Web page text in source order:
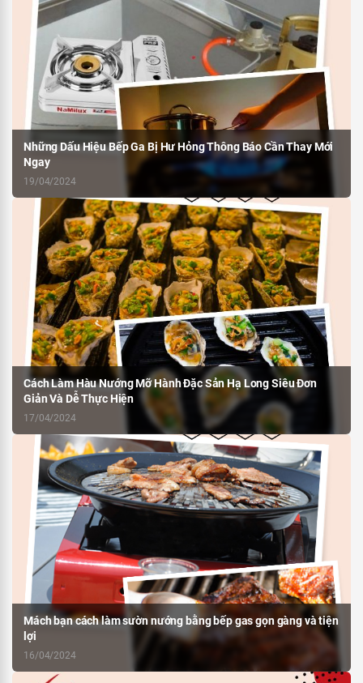
Những Dấu Hiệu Bếp Ga Bị Hư Hỏng Thông Báo Cần Thay Mới
Ngay
19/04/2024
Cách Làm Hàu Nướng Mỡ Hành Đặc Sản Hạ Long Siêu Đơn
Giản Và Dễ Thực Hiện
17/04/2024
Mách bạn cách làm sườn nướng bằng bếp gas gọn gàng và tiện
lợi
16/04/2024